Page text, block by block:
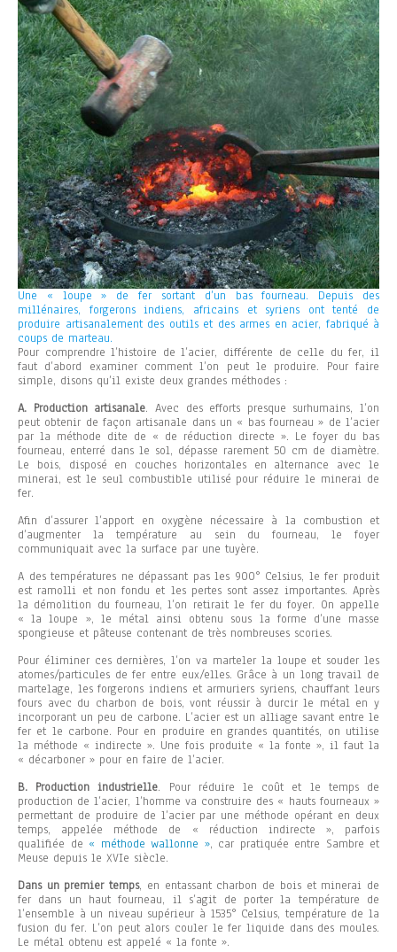
Une « loupe » de fer sortant d’un bas fourneau. Depuis des
millénaires, forgerons indiens, africains et syriens ont tenté de
produire artisanalement des outils et des armes en acier, fabriqué à
coups de marteau.
Pour comprendre l’histoire de l’acier, différente de celle du fer, il
faut d’abord examiner comment l’on peut le produire. Pour faire
simple, disons qu’il existe deux grandes méthodes :
A. Production artisanale. Avec des efforts presque surhumains, l’on
peut obtenir de façon artisanale dans un « bas fourneau » de l’acier
par la méthode dite de « de réduction directe ». Le foyer du bas
fourneau, enterré dans le sol, dépasse rarement 50 cm de diamètre.
Le bois, disposé en couches horizontales en alternance avec le
minerai, est le seul combustible utilisé pour réduire le minerai de
fer.
Afin d’assurer l’apport en oxygène nécessaire à la combustion et
d’augmenter la température au sein du fourneau, le foyer
communiquait avec la surface par une tuyère.
A des températures ne dépassant pas les 900° Celsius, le fer produit
est ramolli et non fondu et les pertes sont assez importantes. Après
la démolition du fourneau, l’on retirait le fer du foyer. On appelle
« la loupe », le métal ainsi obtenu sous la forme d’une masse
spongieuse et pâteuse contenant de très nombreuses scories.
Pour éliminer ces dernières, l’on va marteler la loupe et souder les
atomes/particules de fer entre eux/elles. Grâce à un long travail de
martelage, les forgerons indiens et armuriers syriens, chauffant leurs
fours avec du charbon de bois, vont réussir à durcir le métal en y
incorporant un peu de carbone. L’acier est un alliage savant entre le
fer et le carbone. Pour en produire en grandes quantités, on utilise
la méthode « indirecte ». Une fois produite « la fonte », il faut la
« décarboner » pour en faire de l’acier.
B. Production industrielle. Pour réduire le coût et le temps de
production de l’acier, l’homme va construire des « hauts fourneaux »
permettant de produire de l’acier par une méthode opérant en deux
temps, appelée méthode de « réduction indirecte », parfois
qualifiée de « méthode wallonne », car pratiquée entre Sambre et
Meuse depuis le XVIe siècle.
Dans un premier temps, en entassant charbon de bois et minerai de
fer dans un haut fourneau, il s’agit de porter la température de
l’ensemble à un niveau supérieur à 1535° Celsius, température de la
fusion du fer. L’on peut alors couler le fer liquide dans des moules.
Le métal obtenu est appelé « la fonte ».